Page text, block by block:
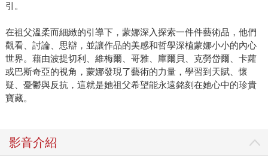
引。
在祖父溫柔而細緻的引導下，蒙娜深入探索一件件藝術品，他們
觀看、討論、思辯，並讓作品的美感和哲學深植蒙娜小小的內心
世界。藉由波提切利、維梅爾、哥雅、庫爾貝、克勞岱爾、卡蘿
或巴斯奇亞的視角，蒙娜發現了藝術的力量，學習到天賦、懷
疑、憂鬱與反抗，這就是她祖父希望能永遠銘刻在她心中的珍貴
寶藏。
影音介紹